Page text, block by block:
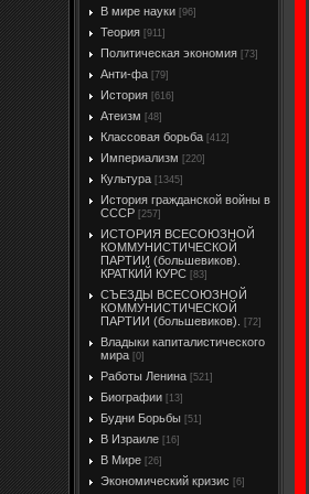
В мире науки [96]
Теория [911]
Политическая экономия [73]
Анти-фа [79]
История [616]
Атеизм [48]
Классовая борьба [412]
Империализм [220]
Культура [1345]
История гражданской войны в
СССР [257]
ИСТОРИЯ ВСЕСОЮЗНОЙ
КОММУНИСТИЧЕСКОЙ
ПАРТИИ (большевиков).
КРАТКИЙ КУРС [83]
СЪЕЗДЫ ВСЕСОЮЗНОЙ
КОММУНИСТИЧЕСКОЙ
ПАРТИИ (большевиков).
[72]
Владыки капиталистического
мира [0]
Работы Ленина [521]
Биографии [13]
Будни Борьбы [51]
В Израиле [16]
В Мире [26]
Экономический кризис [6]